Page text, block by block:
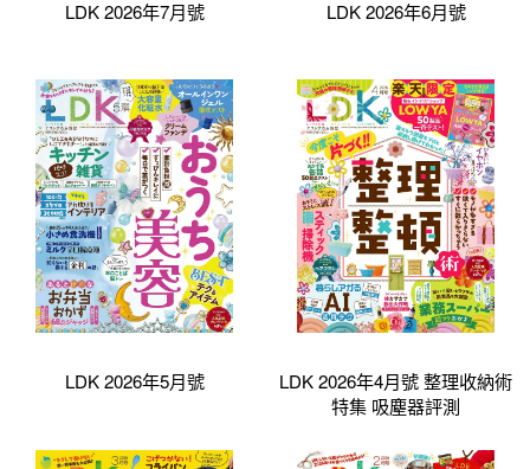
LDK 2026年7月號 LDK 2026年6月號
LDK 2026年5月號
LDK 2026年4月號 整理收納術
特集 吸塵器評測